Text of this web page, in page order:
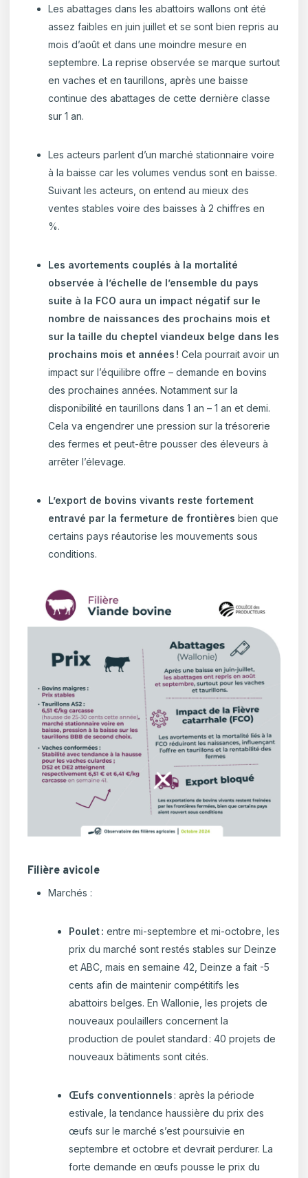
Les abattages dans les abattoirs wallons ont été
assez faibles en juin juillet et se sont bien repris au
mois d’août et dans une moindre mesure en
septembre. La reprise observée se marque surtout
en vaches et en taurillons, après une baisse
continue des abattages de cette dernière classe
sur 1 an.
Les acteurs parlent d’un marché stationnaire voire
à la baisse car les volumes vendus sont en baisse.
Suivant les acteurs, on entend au mieux des
ventes stables voire des baisses à 2 chiffres en
%.
Les avortements couplés à la mortalité
observée à l’échelle de l’ensemble du pays
suite à la FCO aura un impact négatif sur le
nombre de naissances des prochains mois et
sur la taille du cheptel viandeux belge dans les
prochains mois et années !Cela pourrait avoir un
impact sur l’équilibre offre – demande en bovins
des prochaines années. Notamment sur la
disponibilité en taurillons dans 1 an – 1 an et demi.
Cela va engendrer une pression sur la trésorerie
des fermes et peut-être pousser des éleveurs à
arrêter l’élevage.
L’export de bovins vivants reste fortement
entravé par la fermeture de frontières bien que
certains pays réautorise les mouvements sous
conditions.
Filière avicole
Marchés :
Poulet :entre mi-septembre et mi-octobre, les
prix du marché sont restés stables sur Deinze
et ABC, mais en semaine 42, Deinze a fait -5
cents afin de maintenir compétitifs les
abattoirs belges. En Wallonie, les projets de
nouveaux poulaillers concernent la
production de poulet standard : 40 projets de
nouveaux bâtiments sont cités.
Œufs conventionnels : après la période
estivale, la tendance haussière du prix des
œufs sur le marché s’est poursuivie en
septembre et octobre et devrait perdurer. La
forte demande en œufs pousse le prix du